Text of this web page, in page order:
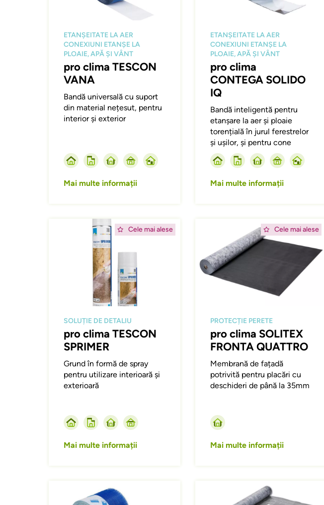
ETANȘEITATE LA AER
CONEXIUNI ETANȘE LA
PLOAIE, APĂ ȘI VÂNT
pro clima TESCON
VANA
Bandă universală cu suport
din material nețesut, pentru
interior și exterior
Mai multe informații
ETANȘEITATE LA AER
CONEXIUNI ETANȘE LA
PLOAIE, APĂ ȘI VÂNT
pro clima
CONTEGA SOLIDO
IQ
Bandă inteligentă pentru
etanșare la aer și ploaie
torențială în jurul ferestrelor
și ușilor, și pentru cone
Mai multe informații
Cele mai alese
SOLUȚIE DE DETALIU
pro clima TESCON
SPRIMER
Grund în formă de spray
pentru utilizare interioară și
exterioară
Mai multe informații
Cele mai alese
PROTECȚIE PERETE
pro clima SOLITEX
FRONTA QUATTRO
Membrană de fațadă
potrivită pentru placări cu
deschideri de până la 35mm
Mai multe informații